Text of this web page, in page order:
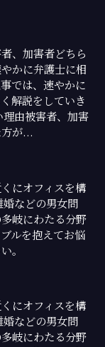
、加害者どちら
かに弁護士に相
では、速やかに
解説をしていき
由被害者、加害
が...
にオフィスを構
などの男女問
岐にわたる分野
ルを抱えてお悩
。
にオフィスを構
などの男女問
岐にわたる分野